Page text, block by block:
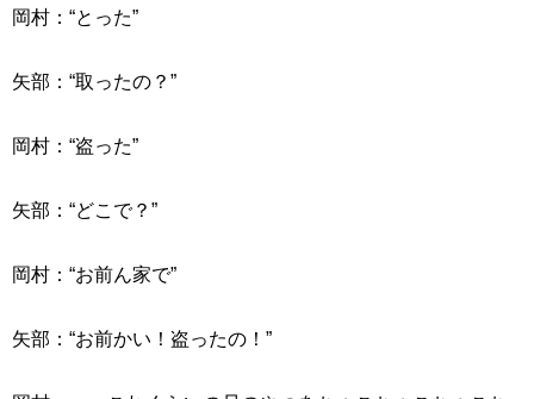
岡村：“とった”
矢部：“取ったの？”
岡村：“盗った”
矢部：“どこで？”
岡村：“お前ん家で”
矢部：“お前かい！盗ったの！”